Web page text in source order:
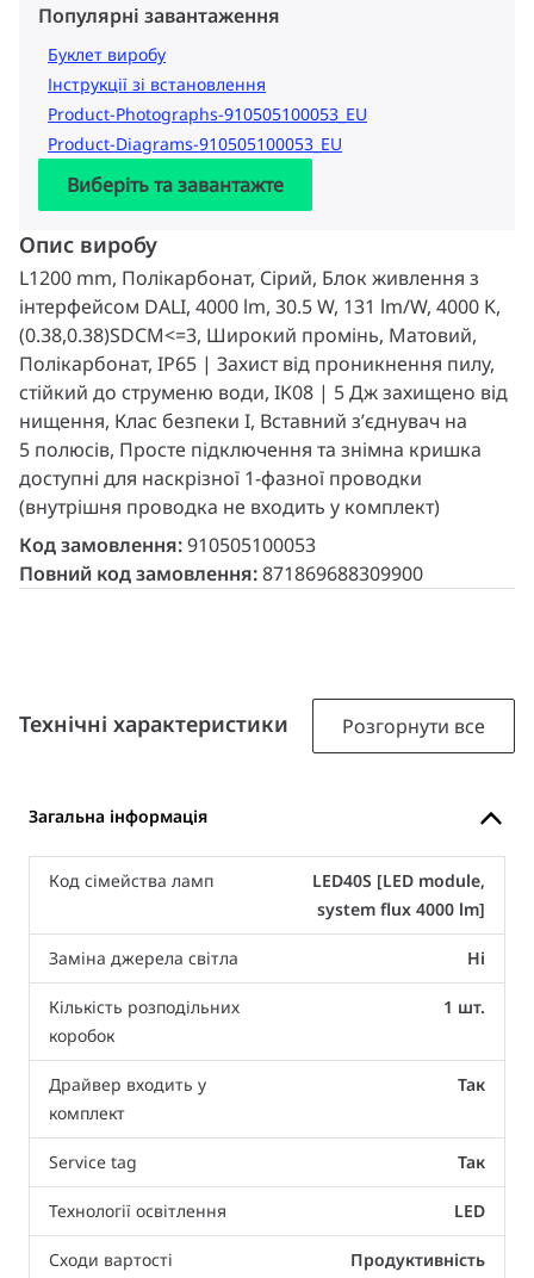
Популярні завантаження
Буклет виробу
Інструкції зі встановлення
Product-Photographs-910505100053_EU
Product-Diagrams-910505100053_EU
Виберіть та завантажте
Опис виробу
L1200 mm, Полікарбонат, Сірий, Блок живлення з
інтерфейсом DALI, 4000 lm, 30.5 W, 131 lm/W, 4000 K,
(0.38,0.38)SDCM<=3, Широкий промінь, Матовий,
Полікарбонат, IP65 | Захист від проникнення пилу,
стійкий до струменю води, IK08 | 5 Дж захищено від
нищення, Клас безпеки I, Вставний з’єднувач на
5 полюсів, Просте підключення та знімна кришка
доступні для наскрізної 1-фазної проводки
(внутрішня проводка не входить у комплект)
Код замовлення:910505100053
Повний код замовлення:871869688309900
Технічні характеристики Розгорнути все
Загальна інформація
Код сімейства ламп
LED40S [LED module,
system flux 4000 lm]
Заміна джерела світла Ні
Кількість розподільних
коробок
1 шт.
Драйвер входить у
комплект
Так
Service tag Так
Технології освітлення LED
Сходи вартості Продуктивність